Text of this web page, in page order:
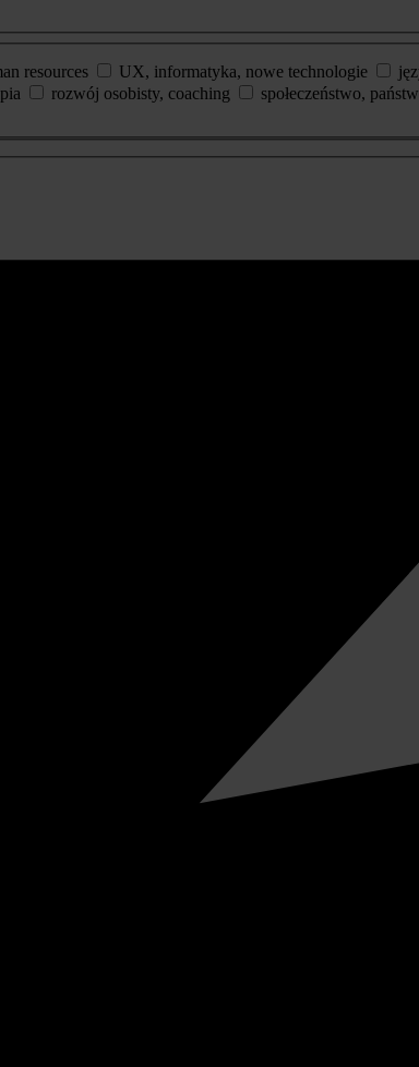
resources UX, informatyka, nowe technologie
rozwój osobisty, coaching społeczeństwo,